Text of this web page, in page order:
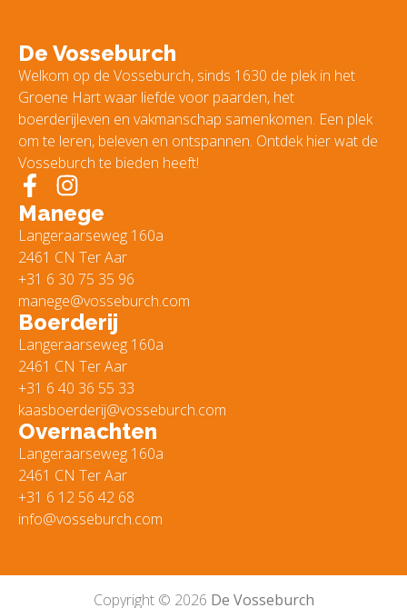
De Vosseburch
Welkom op de Vosseburch, sinds 1630 de plek in het
Groene Hart waar liefde voor paarden, het
boerderijleven en vakmanschap samenkomen. Een plek
om te leren, beleven en ontspannen. Ontdek hier wat de
Vosseburch te bieden heeft!
Manege
Langeraarseweg 160a
2461 CN Ter Aar
+31 6 30 75 35 96
manege@vosseburch.com
Boerderij
Langeraarseweg 160a
2461 CN Ter Aar
+31 6 40 36 55 33
kaasboerderij@vosseburch.com
Overnachten
Langeraarseweg 160a
2461 CN Ter Aar
+31 6 12 56 42 68
info@vosseburch.com
Copyright © 2026 De Vosseburch